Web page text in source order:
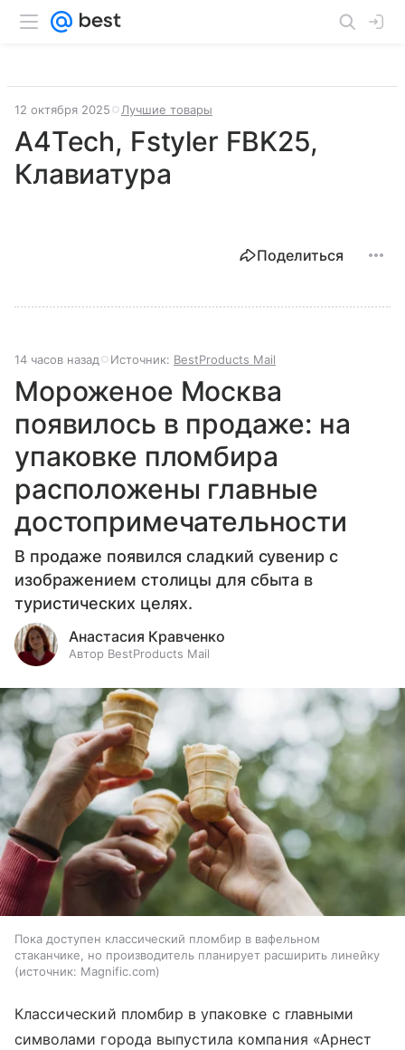
12 октября 2025 Лучшие товары
A4Tech, Fstyler FBK25,
Клавиатура
Поделиться
14 часов назад Источник: BestProducts Mail
Мороженое Москва
появилось в продаже: на
упаковке пломбира
расположены главные
достопримечательности
В продаже появился сладкий сувенир с
изображением столицы для сбыта в
туристических целях.
Анастасия Кравченко
Автор BestProducts Mail
Пока доступен классический пломбир в вафельном
стаканчике, но производитель планирует расширить линейку
источник: Magnific.com
Классический пломбир в упаковке с главными
символами города выпустила компания «Арнест